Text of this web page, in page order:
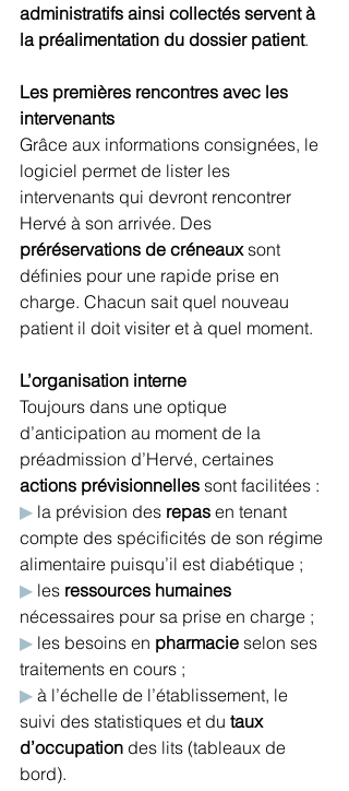
administratifs ainsi collectés servent à
la préalimentation du dossier patient.
Les premières rencontres avec les
intervenants
Grâce aux informations consignées, le
logiciel permet de lister les
intervenants qui devront rencontrer
Hervé à son arrivée. Des
préréservations de créneaux sont
définies pour une rapide prise en
charge. Chacun sait quel nouveau
patient il doit visiter et à quel moment.
L’organisation interne
Toujours dans une optique
d’anticipation au moment de la
préadmission d’Hervé, certaines
actions prévisionnelles sont facilitées :
▶ la prévision des repas en tenant
compte des spécificités de son régime
alimentaire puisqu’il est diabétique ;
▶ les ressources humaines
nécessaires pour sa prise en charge ;
▶ les besoins en pharmacie selon ses
traitements en cours ;
▶ à l’échelle de l’établissement, le
suivi des statistiques et du taux
d’occupation des lits (tableaux de
bord).